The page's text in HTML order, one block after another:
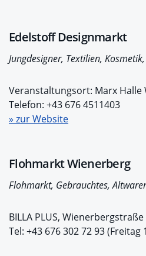
Edelstoff Designmarkt
Jungdesigner, Textilien,
Veranstaltungsort: Marx Halle
Telefon: +43 676 4511403
» zur Website
Flohmarkt Wienerberg
Flohmarkt, Gebrauchtes,
BILLA PLUS,
Tel: +43 676 302 72 93 (Freitag